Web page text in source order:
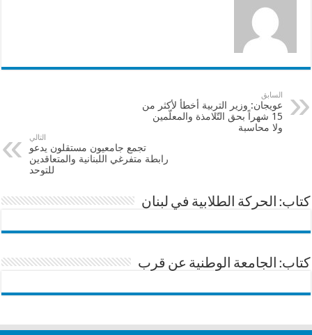
السابق
عويجان: وزير التربية أخطأ لأكثر من
15 شهراً بحق التّلامذة والمعلّمين
ولا محاسبة
التالي
تجمع جامعيون مستقلون يدعو
رابطة متفرغي اللبنانية والمتعاقدين
للتوحد
كتاب: الحركة الطلابية في لبنان
كتاب: الجامعة الوطنية عن قرب